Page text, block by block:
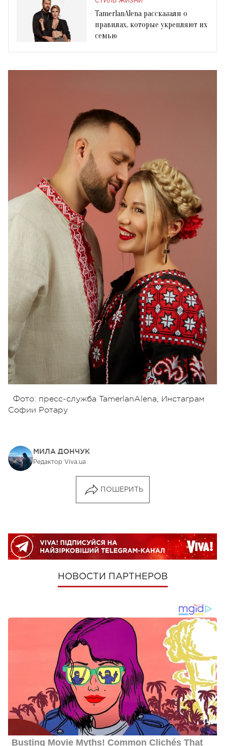
TamerlanAlena рассказали о
правилах, которые укрепляют их
семью
Фото: пресс-служба TamerlanAlena, Инстаграм
Софии Ротару
МИЛА ДОНЧУК
Редактор Viva.ua
ПОШЕРИТЬ
НОВОСТИ ПАРТНЕРОВ